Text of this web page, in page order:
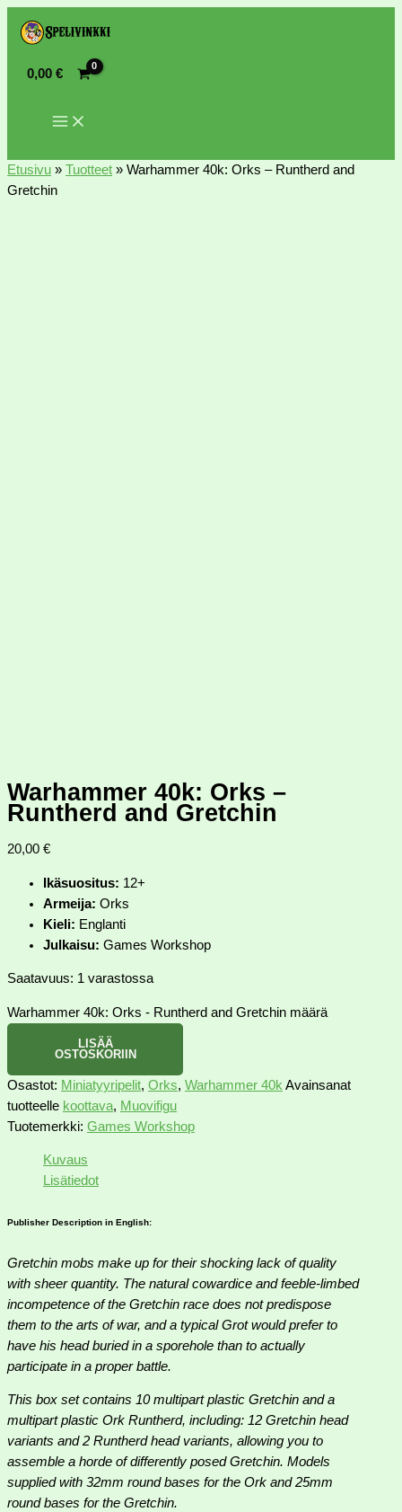
0,00€
Etusivu » Tuotteet » Warhammer 40k: Orks – Runtherd and
Gretchin
Warhammer 40k: Orks –
Runtherd and Gretchin
20,00 €
Ikäsuositus: 12+
Armeija: Orks
Kieli: Englanti
Julkaisu: Games Workshop
Saatavuus: 1 varastossa
Warhammer 40k: Orks - Runtherd and Gretchin määrä
LISÄÄ
OSTOSKORIIN
Osastot: Miniatyyripelit, Orks, Warhammer 40k Avainsanat
tuotteelle koottava, Muovifigu
Tuotemerkki: Games Workshop
Kuvaus
Lisätiedot
Publisher Description in English:
Gretchin mobs make up for their shocking lack of quality
with sheer quantity. The natural cowardice and feeble-limbed
incompetence of the Gretchin race does not predispose
them to the arts of war, and a typical Grot would prefer to
have his head buried in a sporehole than to actually
participate in a proper battle.
This box set contains 10 multipart plastic Gretchin and a
multipart plastic Ork Runtherd, including: 12 Gretchin head
variants and 2 Runtherd head variants, allowing you to
assemble a horde of differently posed Gretchin. Models
supplied with 32mm round bases for the Ork and 25mm
round bases for the Gretchin.